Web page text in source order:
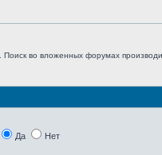
во вложенных форумах
Да Нет